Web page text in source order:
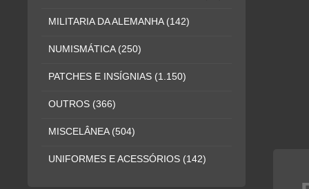
MILITARIA DA ALEMANHA (142)
NUMISMÁTICA (250)
PATCHES E INSÍGNIAS (1.150)
OUTROS (366)
MISCELÂNEA (504)
UNIFORMES E ACESSÓRIOS (142)